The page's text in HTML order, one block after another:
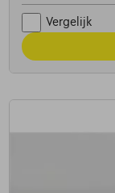
Vergelijk